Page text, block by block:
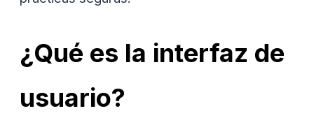
¿Qué es la interfaz de
usuario?